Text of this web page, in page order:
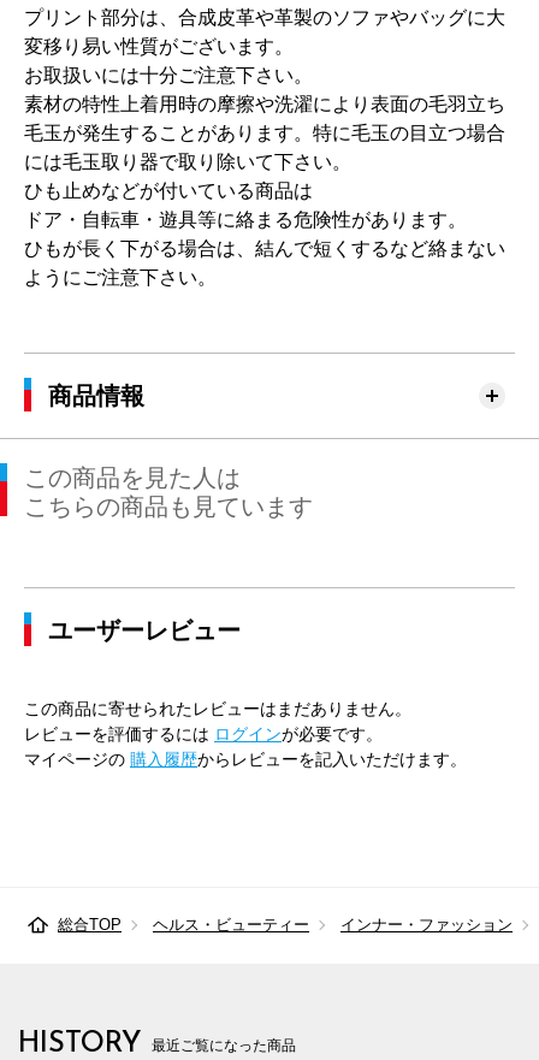
プリント部分は、合成皮革や革製のソファやバッグに大
変移り易い性質がございます。
お取扱いには十分ご注意下さい。
素材の特性上着用時の摩擦や洗濯により表面の毛羽立ち
毛玉が発生することがあります。特に毛玉の目立つ場合
には毛玉取り器で取り除いて下さい。
ひも止めなどが付いている商品は
ドア・自転車・遊具等に絡まる危険性があります。
ひもが長く下がる場合は、結んで短くするなど絡まない
ようにご注意下さい。
商品情報
この商品を見た人は
こちらの商品も見ています
ユーザーレビュー
この商品に寄せられたレビューはまだありません。
レビューを評価するには ログインが必要です。
マイページの 購入履歴からレビューを記入いただけます。
総合TOP ヘルス・ビューティー インナー・ファッション
HISTORY 最近ご覧になった商品